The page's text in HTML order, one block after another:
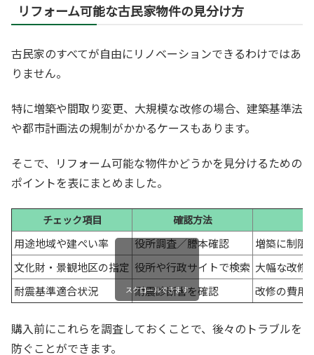
リフォーム可能な古民家物件の見分け方
古民家のすべてが自由にリノベーションできるわけではあ
りません。
特に増築や間取り変更、大規模な改修の場合、建築基準法
や都市計画法の規制がかかるケースもあります。
そこで、リフォーム可能な物件かどうかを見分けるための
ポイントを表にまとめました。
チェック項目 確認方法
用途地域や建ぺい率 役所調査／謄本確認
増築に制限
文化財・景観地区の指定 役所や行政サイトで検索 大幅な改修
耐震基準適合状況
耐震診断書を確認 改修の費用
スクロールできます
購入前にこれらを調査しておくことで、後々のトラブルを
防ぐことができます。